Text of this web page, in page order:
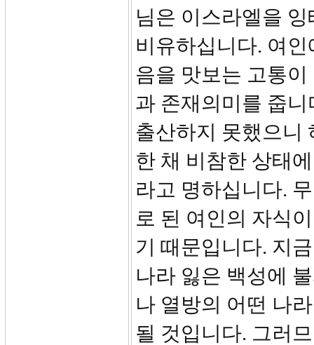
님은 이스라엘을
비유하십니다. 여
음을 맛보는 고통
과 존재의미를 줍
출산하지 못했으니
한 채 비참한 상태
라고 명하십니다.
로 된 여인의 자식
기 때문입니다. 지
나라 잃은 백성에
나 열방의 어떤 나
될 것입니다. 그러